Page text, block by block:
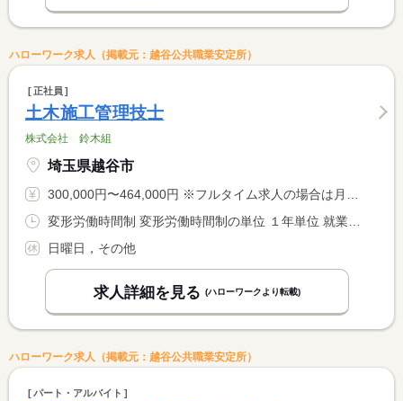
ハローワーク求人（掲載元：越谷公共職業安定所）
正社員
土木施工管理技士
株式会社 鈴木組
埼玉県越谷市
300,000円〜464,000円 ※フルタイム求人の場合は月額（換算額）、パート求人の場合は時間額を表示しています。
日曜日，その他
求人詳細を見る (ハローワークより転載)
ハローワーク求人（掲載元：越谷公共職業安定所）
パート・アルバイト